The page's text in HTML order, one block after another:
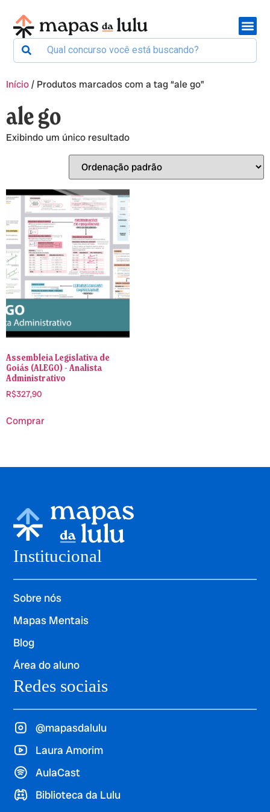
Início/ Produtos marcados com a tag “ale go”
ale go
Exibindo um único resultado
Assembleia Legislativa de
Goiás (ALEGO) - Analista
Administrativo
R$327,90
Comprar
Institucional
Sobre nós
Mapas Mentais
Blog
Área do aluno
Redes sociais
@mapasdalulu
Laura Amorim
AulaCast
Biblioteca da Lulu